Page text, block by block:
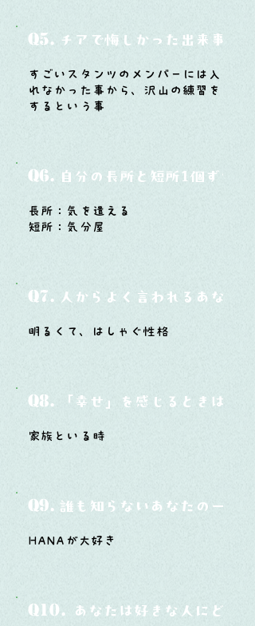
Q5. チアで悔しかった出来事と
すごいスタンツのメンバーには入
れなかった事から、沢山の練習を
するという事
Q6. 自分の長所と短所1個ずつ
長所：気を遣える
短所：気分屋
Q7. 人からよく言われるあなたの
明るくて、はしゃぐ性格
Q8. 「幸せ」を感じるときはどん
家族といる時
Q9. 誰も知らないあなたの一面は
HANAが大好き
Q10. あなたは好きな人にどう